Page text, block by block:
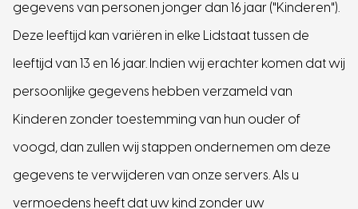
gegevens van personen jonger dan 16 jaar ("Kinderen").
Deze leeftijd kan variëren in elke Lidstaat tussen de
leeftijd van 13 en 16 jaar. Indien wij erachter komen dat wij
persoonlijke gegevens hebben verzameld van
Kinderen zonder toestemming van hun ouder of
voogd, dan zullen wij stappen ondernemen om deze
gegevens te verwijderen van onze servers. Als u
vermoedens heeft dat uw kind zonder uw